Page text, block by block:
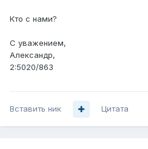
Кто с нами?
С уважением,
Александр,
2:5020/863
Вставить ник Цитата